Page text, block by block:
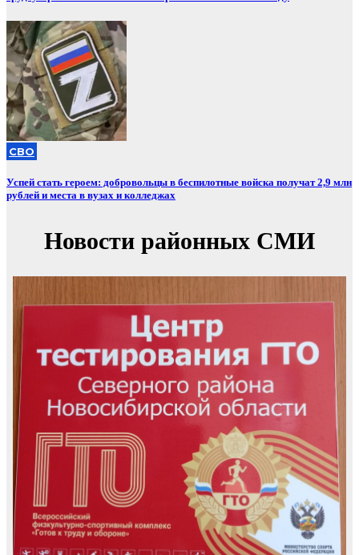
СВО
Успей стать героем: добровольцы в беспилотные войска получат 2,9 млн
рублей и места в вузах и колледжах